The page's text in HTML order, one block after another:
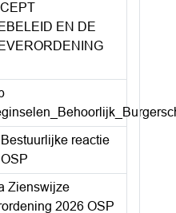
EN DE
reactie
Zienswijze
2026 OSP